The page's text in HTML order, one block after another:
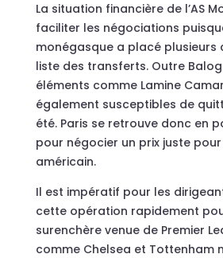
La situation financière de l’AS
faciliter les négociations
monégasque a placé plusieurs
liste des transferts. Outre
éléments comme Lamine
également susceptibles de
été. Paris se retrouve donc en
pour négocier un prix juste
américain.
Il est impératif pour les
cette opération rapidement
surenchère venue de Premier
comme Chelsea et Tottenham